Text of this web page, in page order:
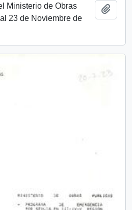
Ministerio de Obras
23 de Noviembre de